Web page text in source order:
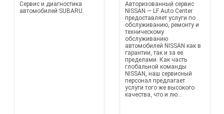
Сервис и диагностика
автомобилей SUBARU.
Авторизованный сервис
NISSAN — LF Auto Center
предоставляет услуги по
обслуживанию, ремонту и
техническому
обслуживанию
автомобилей NISSAN как в
гарантии, так и за ее
пределами. Как часть
глобальной команды
NISSAN, наш сервисный
персонал предлагает
услуги того же высокого
качества, что и лю...